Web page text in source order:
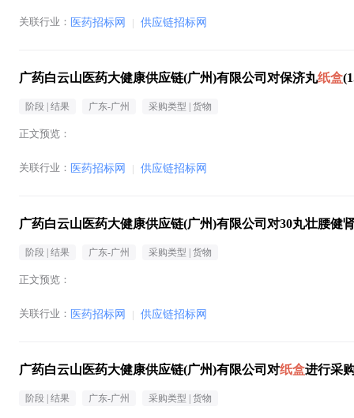
关联行业： 医药招标网 | 供应链招标网
广药白云山医药大健康供应链(广州)有限公司对保济丸纸盒
阶段 | 结果 广东-广州 采购类型 | 货物
正文预览：
关联行业： 医药招标网 | 供应链招标网
广药白云山医药大健康供应链(广州)有限公司对30丸壮腰健
阶段 | 结果 广东-广州 采购类型 | 货物
正文预览：
关联行业： 医药招标网 | 供应链招标网
广药白云山医药大健康供应链(广州)有限公司对纸盒进行采
阶段 | 结果 广东-广州 采购类型 | 货物